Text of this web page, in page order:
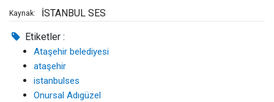
Kaynak: İSTANBUL SES
Etiketler :
Ataşehir belediyesi
ataşehir
istanbulses
Onursal Adıgüzel